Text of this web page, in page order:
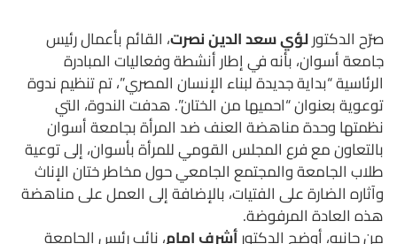
صرّح الدكتورلؤي سعد الدين نصرت، القائم بأعمال رئيس
جامعة أسوان، بأنه في إطار أنشطة وفعاليات المبادرة
الرئاسية “بداية جديدة لبناء الإنسان المصري”، تم تنظيم ندوة
توعوية بعنوان “احميها من الختان”. هدفت الندوة، التي
نظمتها وحدة مناهضة العنف ضد المرأة بجامعة أسوان
بالتعاون مع فرع المجلس القومي للمرأة بأسوان، إلى توعية
طلاب الجامعة والمجتمع الجامعي حول مخاطر ختان الإناث
وآثاره الضارة على الفتيات، بالإضافة إلى العمل على مناهضة
هذه العادة المرفوضة.
من جانبه، أوضح الدكتورأشرف إمام، نائب رئيس الجامعة